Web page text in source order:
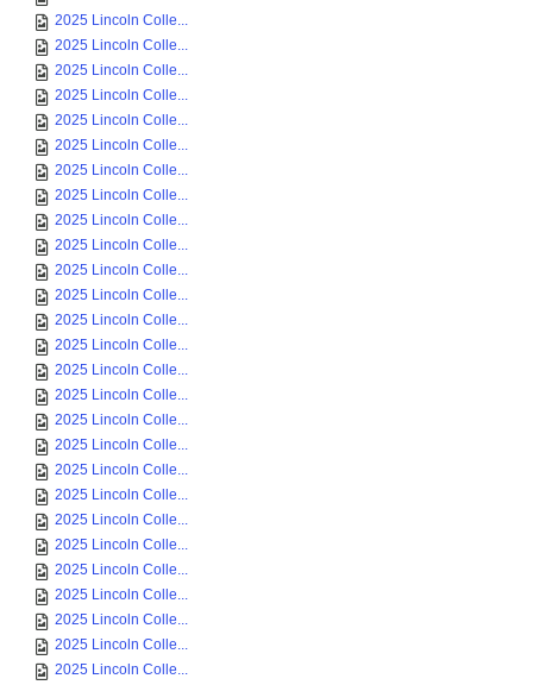
2025 Lincoln Colle...
2025 Lincoln Colle...
2025 Lincoln Colle...
2025 Lincoln Colle...
2025 Lincoln Colle...
2025 Lincoln Colle...
2025 Lincoln Colle...
2025 Lincoln Colle...
2025 Lincoln Colle...
2025 Lincoln Colle...
2025 Lincoln Colle...
2025 Lincoln Colle...
2025 Lincoln Colle...
2025 Lincoln Colle...
2025 Lincoln Colle...
2025 Lincoln Colle...
2025 Lincoln Colle...
2025 Lincoln Colle...
2025 Lincoln Colle...
2025 Lincoln Colle...
2025 Lincoln Colle...
2025 Lincoln Colle...
2025 Lincoln Colle...
2025 Lincoln Colle...
2025 Lincoln Colle...
2025 Lincoln Colle...
2025 Lincoln Colle...